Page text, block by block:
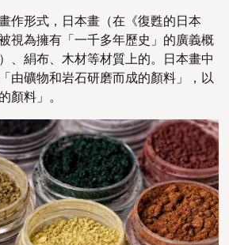
作形式，日本畫（在《復甦的日本
視為擁有「一千多年歷史」的廣義概
、絹布、木材等材質上的。日本畫中
由礦物和岩石研磨而成的顏料」，以
顏料」。